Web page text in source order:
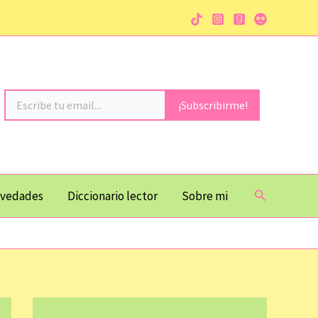
Escribe tu email...
¡Subscribirme!
Diccionario lector Sobre mi Buscar